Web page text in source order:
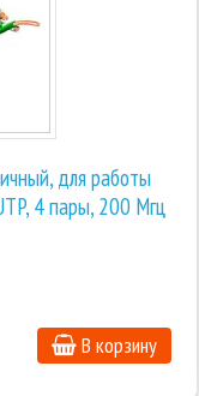
для работы
4 пары, 200 Мгц
В корзину